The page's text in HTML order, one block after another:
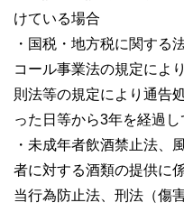
けている場合
・国税・地方税に関する
コール事業法の規定によ
則法等の規定により通告
った日等から3年を経過
・未成年者飲酒禁止法、
者に対する酒類の提供に
当行為防止法、刑法（傷